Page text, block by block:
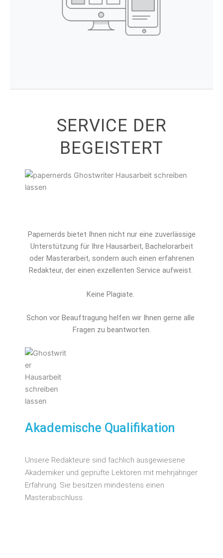
SERVICE DER
BEGEISTERT
Papernerds bietet Ihnen nicht nur eine zuverlässige
Unterstützung für Ihre Hausarbeit, Bachelorarbeit
oder Masterarbeit, sondern auch einen erfahrenen
Redakteur, der einen exzellenten Service aufweist.
Keine Plagiate.
Schon vor Beauftragung helfen wir Ihnen gerne alle
Fragen zu beantworten.
Akademische Qualifikation
Unsere Redakteure sind fachlich ausgewiesene
Akademiker und geprüfte Lektoren mit mehrjähriger
Erfahrung. Sie besitzen mindestens einen
Masterabschluss.